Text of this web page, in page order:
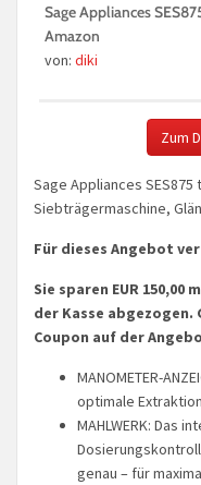
Sage Appliances
Amazon
von: diki
Zum
Sage Appliances
Siebträgermaschine,
Für dieses Angebot
Sie sparen EUR
der Kasse abgezogen.
Coupon auf der
MANOMETER-
optimale Extraktion
MAHLWERK: Das
genau – für